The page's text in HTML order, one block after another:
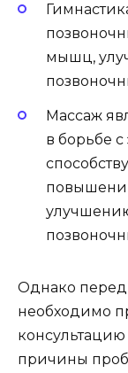
мышц,
Массаж
в борьбе с
Однако перед
необходимо
причины